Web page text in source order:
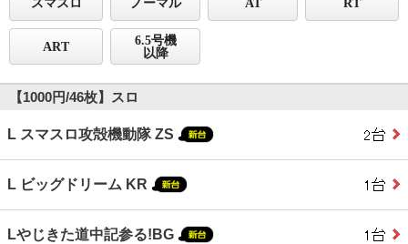
スマスロ ノーマル AT RT
ART
6.5号機
以降
【1000円/46枚】スロ
L スマスロ攻殻機動隊 ZS
L ビッグドリーム KR
Lやじきた道中記参る!BG